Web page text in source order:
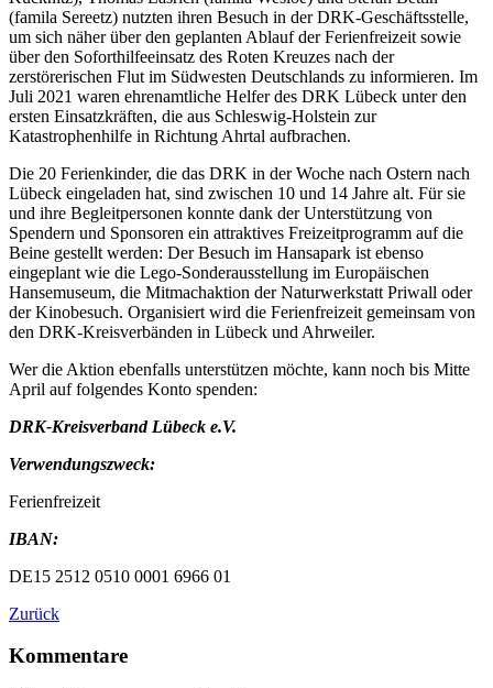
(famila Sereetz) nutzten ihren Besuch in der DRK-Geschäftsstelle,
um sich näher über den geplanten Ablauf der Ferienfreizeit sowie
über den Soforthilfeeinsatz des Roten Kreuzes nach der
zerstörerischen Flut im Südwesten Deutschlands zu informieren. Im
Juli 2021 waren ehrenamtliche Helfer des DRK Lübeck unter den
ersten Einsatzkräften, die aus Schleswig-Holstein zur
Katastrophenhilfe in Richtung Ahrtal aufbrachen.
Die 20 Ferienkinder, die das DRK in der Woche nach Ostern nach
Lübeck eingeladen hat, sind zwischen 10 und 14 Jahre alt. Für sie
und ihre Begleitpersonen konnte dank der Unterstützung von
Spendern und Sponsoren ein attraktives Freizeitprogramm auf die
Beine gestellt werden: Der Besuch im Hansapark ist ebenso
eingeplant wie die Lego-Sonderausstellung im Europäischen
Hansemuseum, die Mitmachaktion der Naturwerkstatt Priwall oder
der Kinobesuch. Organisiert wird die Ferienfreizeit gemeinsam von
den DRK-Kreisverbänden in Lübeck und Ahrweiler.
Wer die Aktion ebenfalls unterstützen möchte, kann noch bis Mitte
April auf folgendes Konto spenden:
DRK-Kreisverband Lübeck e.V.
Verwendungszweck:
Ferienfreizeit
IBAN:
DE15 2512 0510 0001 6966 01
Zurück
Kommentare